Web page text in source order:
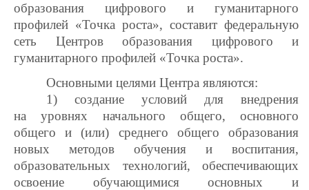
образования цифрового и гуманитарного
профилей «Точка роста», составит федеральную
сеть Центров образования цифрового и
гуманитарного профилей «Точка роста».
Основными целями Центра являются:
1) создание условий для внедрения
на уровнях начального общего, основного
общего и (или) среднего общего образования
новых методов обучения и воспитания,
образовательных технологий, обеспечивающих
освоение обучающимися основных и